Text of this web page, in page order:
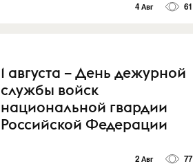
4 Авг 61
1 августа – День дежурной
службы войск
национальной гвардии
Российской Федерации
2 Авг 77